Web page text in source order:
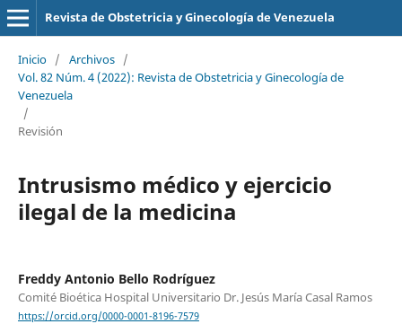
Revista de Obstetricia y Ginecología de Venezuela
Inicio / Archivos /
Vol. 82 Núm. 4 (2022): Revista de Obstetricia y Ginecología de
Venezuela
/
Revisión
Intrusismo médico y ejercicio
ilegal de la medicina
Freddy Antonio Bello Rodríguez
Comité Bioética Hospital Universitario Dr. Jesús María Casal Ramos
https://orcid.org/0000-0001-8196-7579